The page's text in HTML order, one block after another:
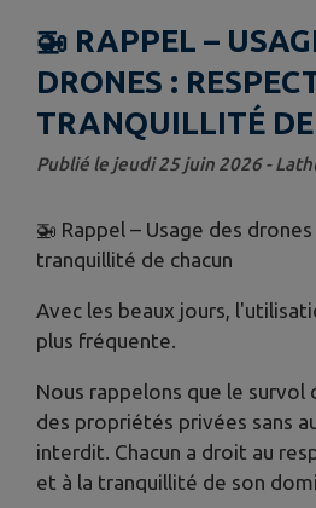
🚁 RAPPEL –
DRONES :
TRANQUILLITÉ
Publié le jeudi 25 juin 2026 -
🚁 Rappel – Usage des
tranquillité de chacun
Avec les beaux jours,
plus fréquente.
Nous rappelons que le survol
des propriétés privées sans
interdit. Chacun a droit au
et à la tranquillité de son